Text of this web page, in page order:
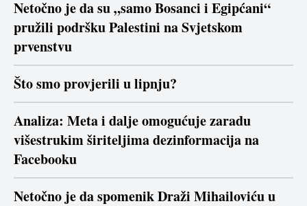
Netočno je da su „samo Bosanci i Egipćani“
pružili podršku Palestini na Svjetskom
prvenstvu
Što smo provjerili u lipnju?
Analiza: Meta i dalje omogućuje zaradu
višestrukim širiteljima dezinformacija na
Facebooku
Netočno je da spomenik Draži Mihailoviću u